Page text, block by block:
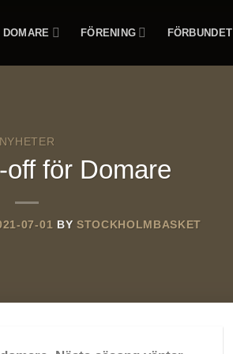
DOMARE FÖRENING FÖRBUNDET
NYHETER
för Domare
07-01 BY STOCKHOLMBASKET